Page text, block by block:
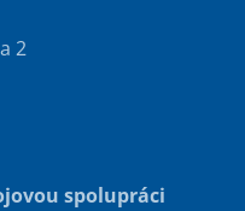
2
spolupráci